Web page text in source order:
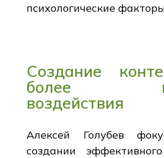
психологические
Создание
более
воздействия
Алексей Голубев
создании